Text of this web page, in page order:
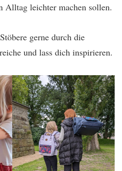
Alltag leichter machen sollen.
gerne durch die
und lass dich inspirieren.